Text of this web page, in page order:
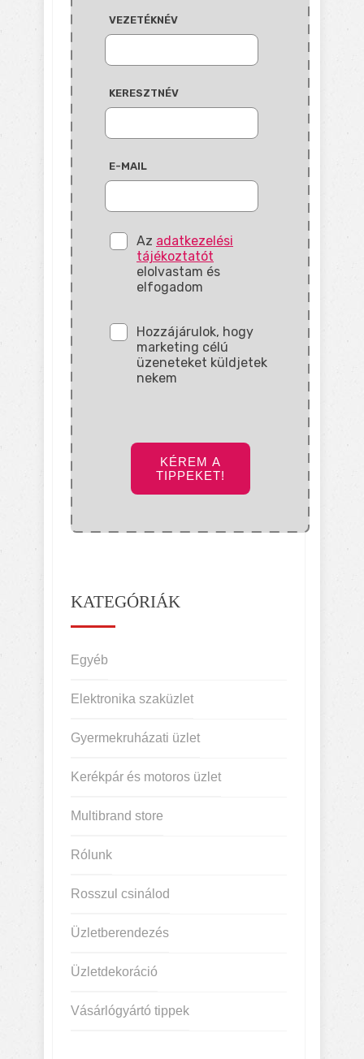
VEZETÉKNÉV
KERESZTNÉV
E-MAIL
Az adatkezelési
tájékoztatót
elolvastam és
elfogadom
Hozzájárulok, hogy
marketing célú
üzeneteket küldjetek
nekem
KÉREM A
TIPPEKET!
KATEGÓRIÁK
Egyéb
Elektronika szaküzlet
Gyermekruházati üzlet
Kerékpár és motoros üzlet
Multibrand store
Rólunk
Rosszul csinálod
Üzletberendezés
Üzletdekoráció
Vásárlógyártó tippek